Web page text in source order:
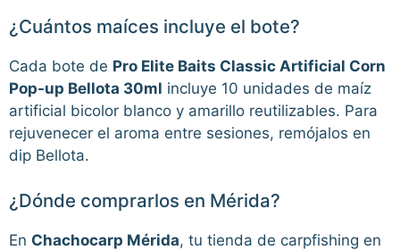
¿Cuántos maíces incluye el bote?
Cada bote de Pro Elite Baits Classic Artificial Corn
Pop-up Bellota 30ml incluye 10 unidades de maíz
artificial bicolor blanco y amarillo reutilizables. Para
rejuvenecer el aroma entre sesiones, remójalos en
dip Bellota.
¿Dónde comprarlos en Mérida?
En Chachocarp Mérida, tu tienda de carpfishing en